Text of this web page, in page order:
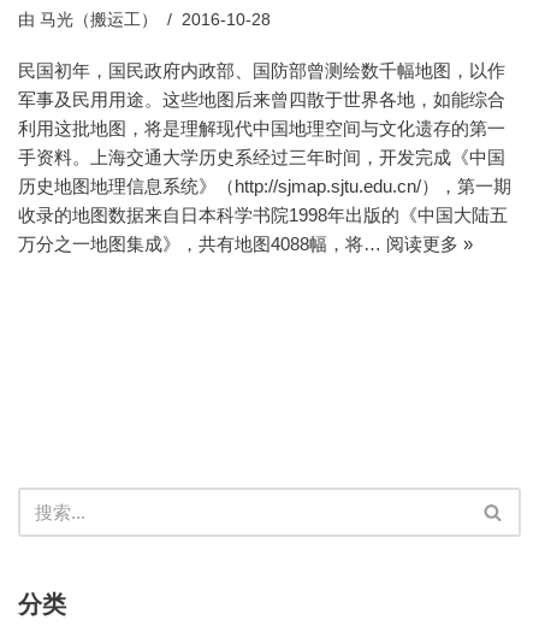
由 马光（搬运工） 2016-10-28
民国初年，国民政府内政部、国防部曾测绘数千幅地图，以作
军事及民用用途。这些地图后来曾四散于世界各地，如能综合
利用这批地图，将是理解现代中国地理空间与文化遗存的第一
手资料。上海交通大学历史系经过三年时间，开发完成《中国
历史地图地理信息系统》（http://sjmap.sjtu.edu.cn/），第一期
收录的地图数据来自日本科学书院1998年出版的《中国大陆五
万分之一地图集成》，共有地图4088幅，将… 阅读更多 »
分类